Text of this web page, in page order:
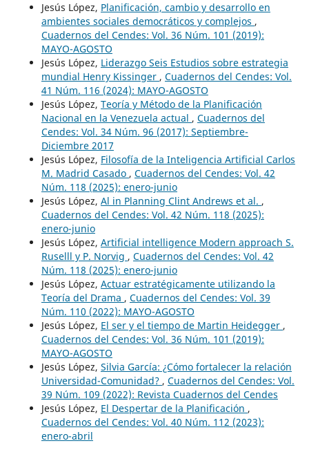
Jesús López, Planificación, cambio y desarrollo en
ambientes sociales democráticos y complejos ,
Cuadernos del Cendes: Vol. 36 Núm. 101 (2019):
MAYO-AGOSTO
Jesús López, Liderazgo Seis Estudios sobre estrategia
mundial Henry Kissinger , Cuadernos del Cendes: Vol.
41 Núm. 116 (2024): MAYO-AGOSTO
Jesús López, Teoría y Método de la Planificación
Nacional en la Venezuela actual , Cuadernos del
Cendes: Vol. 34 Núm. 96 (2017): Septiembre-
Diciembre 2017
Jesús López, Filosofía de la Inteligencia Artificial Carlos
M. Madrid Casado , Cuadernos del Cendes: Vol. 42
Núm. 118 (2025): enero-junio
Jesús López, Al in Planning Clint Andrews et al. ,
Cuadernos del Cendes: Vol. 42 Núm. 118 (2025):
enero-junio
Jesús López, Artificial intelligence Modern approach S.
Ruselll y P. Norvig , Cuadernos del Cendes: Vol. 42
Núm. 118 (2025): enero-junio
Jesús López, Actuar estratégicamente utilizando la
Teoría del Drama , Cuadernos del Cendes: Vol. 39
Núm. 110 (2022): MAYO-AGOSTO
Jesús López, El ser y el tiempo de Martin Heidegger ,
Cuadernos del Cendes: Vol. 36 Núm. 101 (2019):
MAYO-AGOSTO
Jesús López, Silvia García: ¿Cómo fortalecer la relación
Universidad-Comunidad? , Cuadernos del Cendes: Vol.
39 Núm. 109 (2022): Revista Cuadernos del Cendes
Jesús López, El Despertar de la Planificación ,
Cuadernos del Cendes: Vol. 40 Núm. 112 (2023):
enero-abril